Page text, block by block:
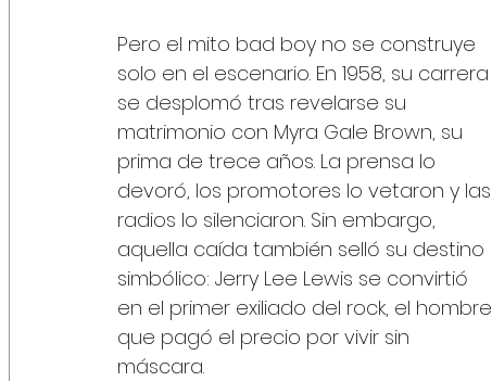
Pero el mito bad boy no se construye
solo en el escenario. En 1958, su carrera
se desplomó tras revelarse su
matrimonio con Myra Gale Brown, su
prima de trece años. La prensa lo
devoró, los promotores lo vetaron y las
radios lo silenciaron. Sin embargo,
aquella caída también selló su destino
simbólico: Jerry Lee Lewis se convirtió
en el primer exiliado del rock, el hombre
que pagó el precio por vivir sin
máscara.